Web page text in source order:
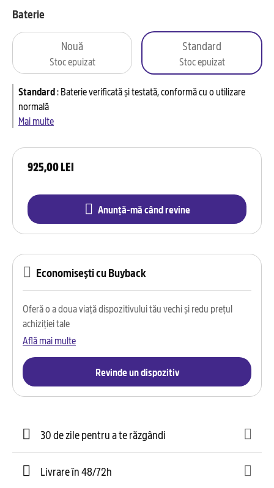
925,00 LEI
Anunță-mă când revine
Baterie
Nouă
Stoc epuizat
Standard
Stoc epuizat
Standard:Baterie verificată și testată, conformă cu o utilizare
normală
Mai multe
Economisești cu Buyback
Oferă o a doua viață dispozitivului tău vechi și redu prețul
achiziției tale
Află mai multe
Revinde un dispozitiv
30 de zile pentru a te răzgândi
Livrare în 48/72h